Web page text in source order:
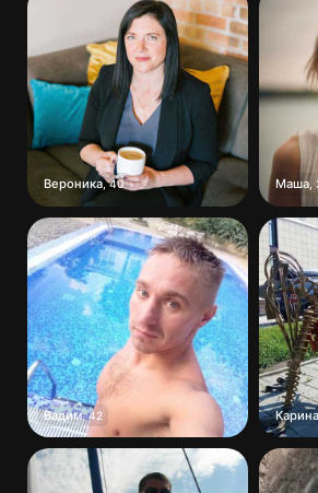
Вероника,40 Маша,
Вадим,42 Карина